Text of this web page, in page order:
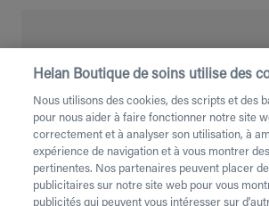
Helan Boutique de soins utilise des
Nous utilisons des cookies, des scripts et des
pour nous aider à faire fonctionner notre site
correctement et à analyser son utilisation, à
expérience de navigation et à vous montrer
pertinentes. Nos partenaires peuvent placer
publicitaires sur notre site web pour vous
publicités qui peuvent vous intéresser sur